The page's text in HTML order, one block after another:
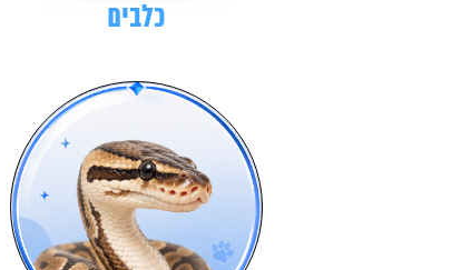
כלבים